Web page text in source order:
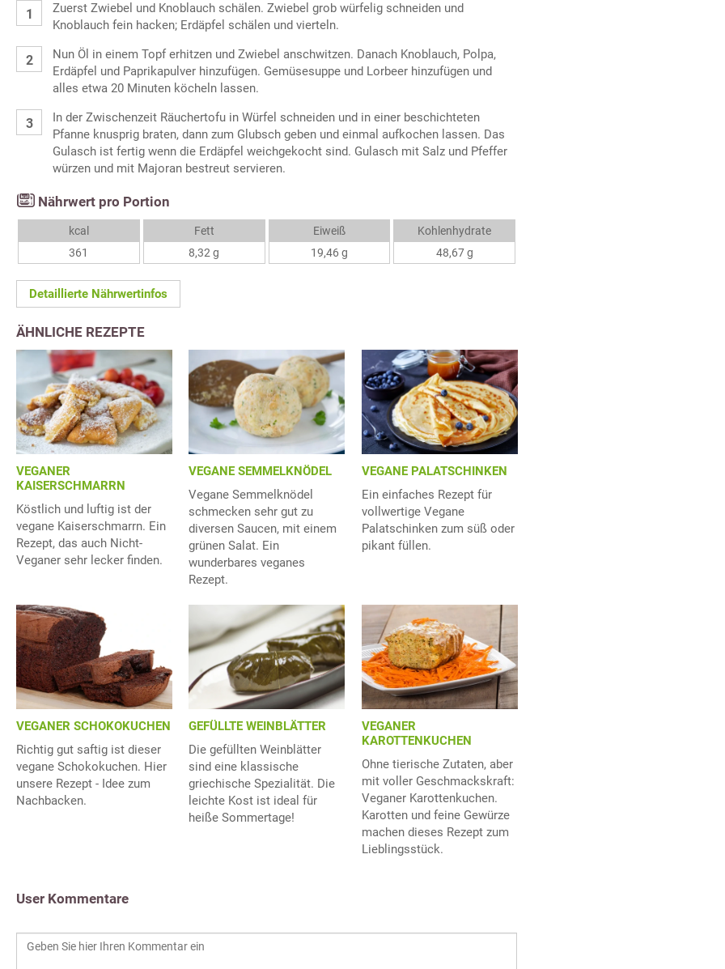
Zuerst Zwiebel und Knoblauch schälen. Zwiebel grob würfelig schneiden und
Knoblauch fein hacken; Erdäpfel schälen und vierteln.
Nun Öl in einem Topf erhitzen und Zwiebel anschwitzen. Danach Knoblauch, Polpa,
Erdäpfel und Paprikapulver hinzufügen. Gemüsesuppe und Lorbeer hinzufügen und
alles etwa 20 Minuten köcheln lassen.
In der Zwischenzeit Räuchertofu in Würfel schneiden und in einer beschichteten
Pfanne knusprig braten, dann zum Glubsch geben und einmal aufkochen lassen. Das
Gulasch ist fertig wenn die Erdäpfel weichgekocht sind. Gulasch mit Salz und Pfeffer
würzen und mit Majoran bestreut servieren.
Nährwert pro Portion
kcal
361
Fett
8,32 g
Eiweiß
19,46 g
Kohlenhydrate
48,67 g
Detaillierte Nährwertinfos
ÄHNLICHE REZEPTE
VEGANER
KAISERSCHMARRN
Köstlich und luftig ist der
vegane Kaiserschmarrn. Ein
Rezept, das auch Nicht-
Veganer sehr lecker finden.
VEGANE SEMMELKNÖDEL
Vegane Semmelknödel
schmecken sehr gut zu
diversen Saucen, mit einem
grünen Salat. Ein
wunderbares veganes
Rezept.
VEGANE PALATSCHINKEN
Ein einfaches Rezept für
vollwertige Vegane
Palatschinken zum süß oder
pikant füllen.
VEGANER SCHOKOKUCHEN
Richtig gut saftig ist dieser
vegane Schokokuchen. Hier
unsere Rezept - Idee zum
Nachbacken.
GEFÜLLTE WEINBLÄTTER
Die gefüllten Weinblätter
sind eine klassische
griechische Spezialität. Die
leichte Kost ist ideal für
heiße Sommertage!
VEGANER
KAROTTENKUCHEN
Ohne tierische Zutaten, aber
mit voller Geschmackskraft:
Veganer Karottenkuchen.
Karotten und feine Gewürze
machen dieses Rezept zum
Lieblingsstück.
User Kommentare